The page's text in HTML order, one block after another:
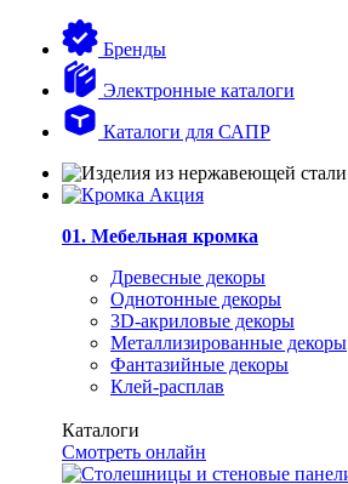
Бренды
Электронные каталоги
Каталоги для САПР
01. Мебельная кромка
Древесные декоры
Однотонные декоры
3D-акриловые декоры
Металлизированные декоры
Фантазийные декоры
Клей-расплав
Каталоги
Смотреть онлайн